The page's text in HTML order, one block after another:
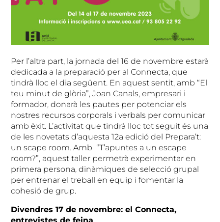
Per l’altra part, la jornada del 16 de novembre estarà
dedicada a la preparació per al Connecta, que
tindrà lloc el dia següent. En aquest sentit, amb “El
teu minut de glòria”, Joan Canals, empresari i
formador, donarà les pautes per potenciar els
nostres recursos corporals i verbals per comunicar
amb èxit. L’activitat que tindrà lloc tot seguit és una
de les novetats d’aquesta 12a edició del Prepara’t:
un scape room. Amb “T’apuntes a un escape
room?”, aquest taller permetrà experimentar en
primera persona, dinàmiques de selecció grupal
per entrenar el treball en equip i fomentar la
cohesió de grup.
Divendres 17 de novembre: el Connecta,